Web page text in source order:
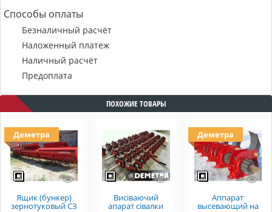
Способы оплаты
Безналичный расчёт
Наложенный платеж
Наличный расчёт
Предоплата
ПОХОЖИЕ ТОВАРЫ
Деметра
Ящик (бункер)
зернотуковый СЗ
Висіваючий
апарат сівалки
Деметра
Аппарат
высевающий на